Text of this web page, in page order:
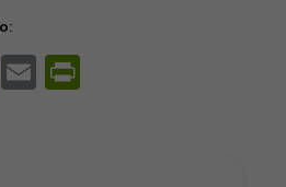
Message
Email